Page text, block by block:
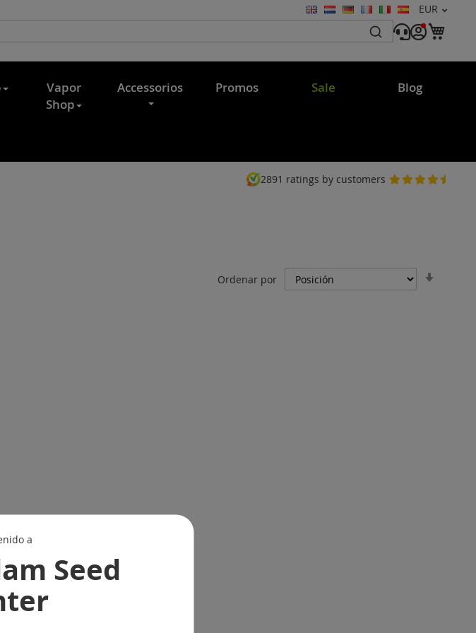
Moneda
EUR
Lenguaje
Vapor
Shop
Accessorios Promos Sale Blog
2891 ratings by customers
Ordenar por
a
Seed